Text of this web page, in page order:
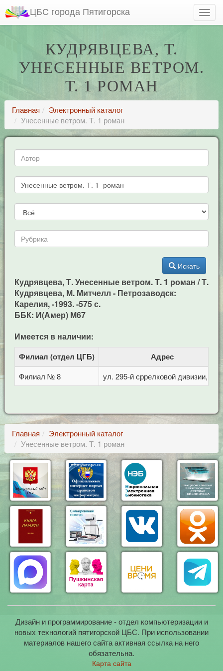
ЦБС города Пятигорска
КУДРЯВЦЕВА, Т.
УНЕСЕННЫЕ ВЕТРОМ.
Т. 1 РОМАН
Главная
Электронный каталог
Унесенные ветром. Т. 1 роман
Искать
Кудрявцева, Т. Унесенные ветром. Т. 1 роман / Т.
Кудрявцева, М. Митчелл - Петрозаводск:
Карелия, -1993. -575 с.
ББК: И(Амер) М67
Имеется в наличии:
Филиал (отдел ЦГБ) Адрес
Филиал № 8 ул. 295-й сррелковой дивизии, 114
Главная
Электронный каталог
Унесенные ветром. Т. 1 роман
Дизайн и программирование - отдел компьютеризации и
новых технологий пятигорской ЦБС. При использовании
материалов нашего сайта активная ссылка на него
обязательна.
Карта сайта